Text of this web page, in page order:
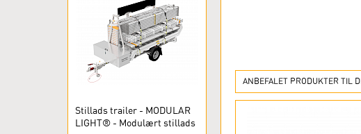
Stillads trailer - MODULAR
LIGHT® - Modulært stillads
ANBEFALET PRODUKTER TIL